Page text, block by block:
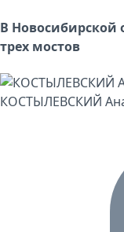
В Новосибирской
трех мостов
КОСТЫЛЕВСКИЙ